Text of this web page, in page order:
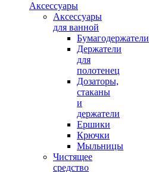
Аксессуары
Аксессуары
для ванной
Бумагодержатели
Держатели
для
полотенец
Дозаторы,
стаканы
и
держатели
Ершики
Крючки
Мыльницы
Чистящее
средство